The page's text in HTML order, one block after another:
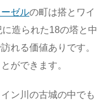
ゼルの町は搭とワイ
造られた18の塔と中
れる価値ありです。
ができます。
ン川の古城の中でも